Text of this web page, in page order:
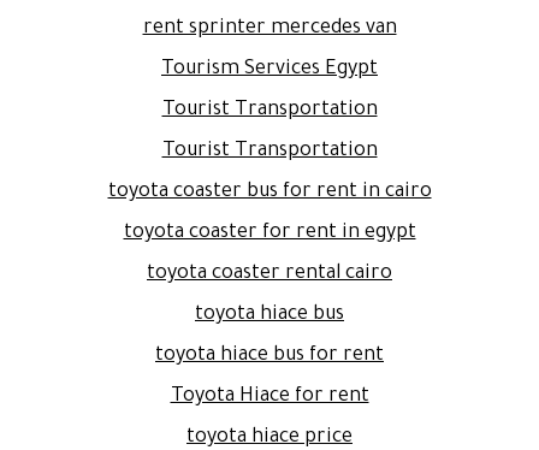
rent sprinter mercedes van
Tourism Services Egypt
Tourist Transportation
Tourist Transportation
toyota coaster bus for rent in cairo
toyota coaster for rent in egypt
toyota coaster rental cairo
toyota hiace bus
toyota hiace bus for rent
Toyota Hiace for rent
toyota hiace price